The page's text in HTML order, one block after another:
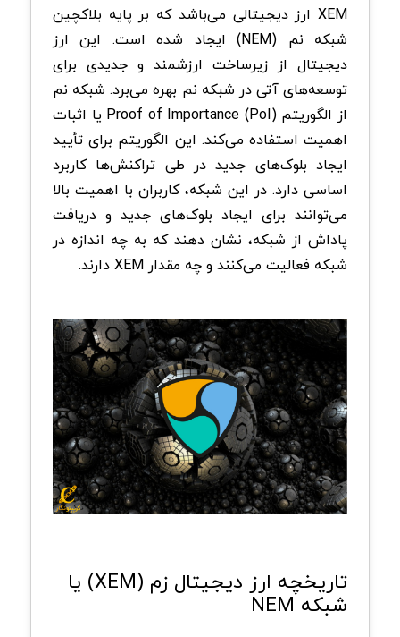
XEM ارز دیجیتالی می‌باشد که بر پایه بلاکچین
شبکه نم (NEM) ایجاد شده است. این ارز
دیجیتال از زیرساخت ارزشمند و جدیدی برای
توسعه‌های آتی در شبکه نم بهره می‌برد. شبکه نم
از الگوریتم Proof of Importance (PoI) یا اثبات
اهمیت استفاده می‌کند. این الگوریتم برای تأیید
ایجاد بلوک‌های جدید در طی تراکنش‌ها کاربرد
اساسی دارد. در این شبکه، کاربران با اهمیت بالا
می‌توانند برای ایجاد بلوک‌های جدید و دریافت
پاداش از شبکه، نشان دهند که به چه اندازه در
شبکه فعالیت می‌کنند و چه مقدار XEM دارند.
تاریخچه ارز دیجیتال زم (XEM) یا
شبکه NEM